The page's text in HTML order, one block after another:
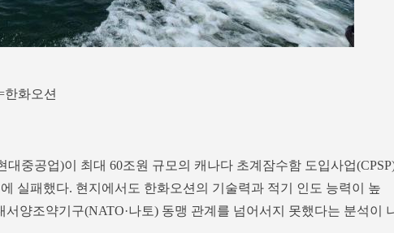
한화오션
대중공업)이 최대 60조원 규모의 캐나다 초계잠수함 도입사업
실패했다. 현지에서도 한화오션의 기술력과 적기 인도 능력이 높
서양조약기구(NATO·나토) 동맹 관계를 넘어서지 못했다는 분석이